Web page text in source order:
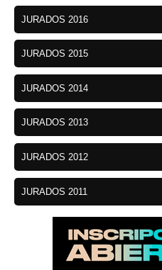
JURADOS 2016
JURADOS 2015
JURADOS 2014
JURADOS 2013
JURADOS 2012
JURADOS 2011